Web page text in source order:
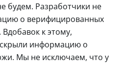
будем. Разработчики не
о верифицированных
к этому,
информацию о
Мы не исключаем, что у